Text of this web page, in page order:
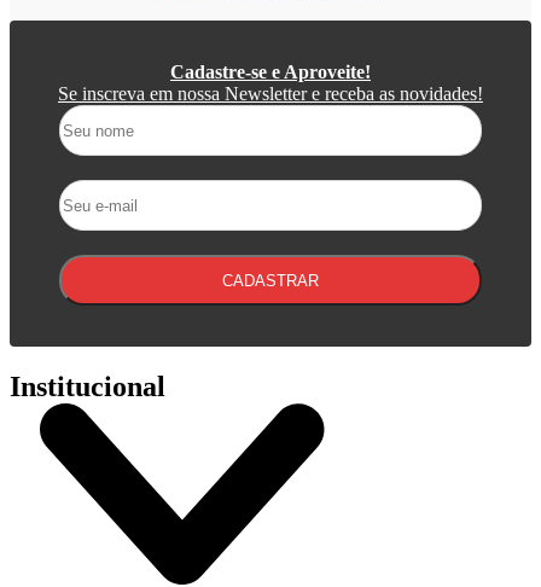
Cadastre-se e Aproveite!
Se inscreva em nossa Newsletter e receba as novidades!
CADASTRAR
Institucional